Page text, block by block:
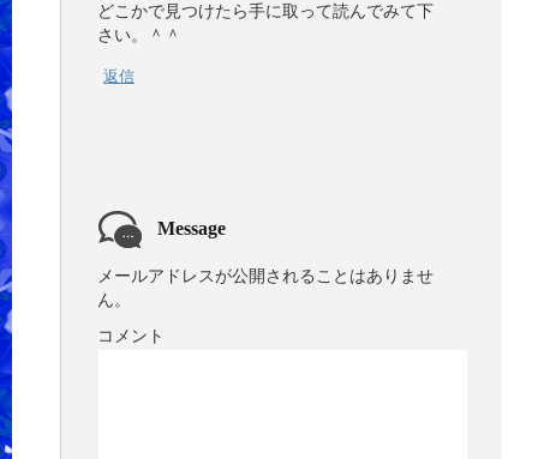
どこかで見つけたら手に取って読んでみて下
さい。＾＾
返信
Message
メールアドレスが公開されることはありませ
ん。
コメント